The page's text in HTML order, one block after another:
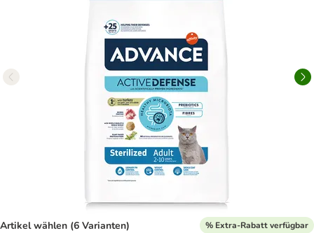
Artikel wählen (6 Varianten) % Extra-Rabatt verfügbar